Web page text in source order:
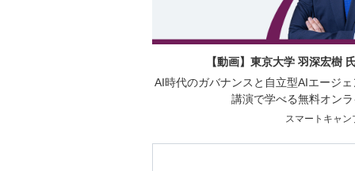
【動画】東京大学 羽深宏樹
AI時代のガバナンスと自立型AIエージ
講演で学べる無料オンラ
スマートキャン